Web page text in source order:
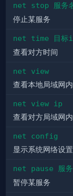
net stop 服务
停止某服务
net time 目标
查看对方时间
net view
查看本地局域网
net view ip
查看对方局域网
net config
显示系统网络设置
net pause 服务
暂停某服务